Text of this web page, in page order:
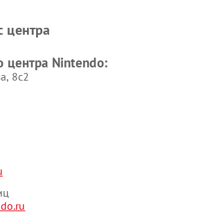
центра
центра Nintendo:
8с2